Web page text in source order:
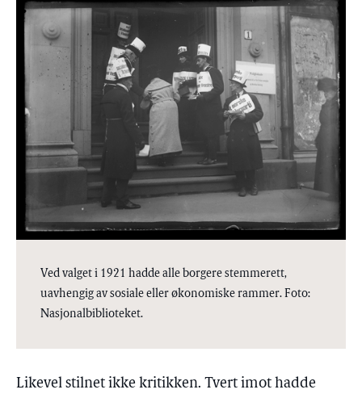
Ved valget i 1921 hadde alle borgere stemmerett,
uavhengig av sosiale eller økonomiske rammer. Foto:
Nasjonalbiblioteket.
Likevel stilnet ikke kritikken. Tvert imot hadde